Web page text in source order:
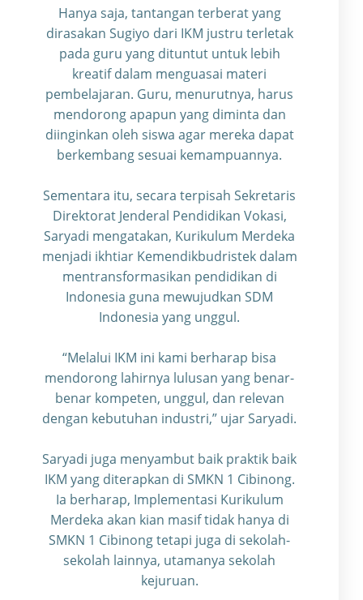
Hanya saja, tantangan terberat yang
dirasakan Sugiyo dari IKM justru terletak
pada guru yang dituntut untuk lebih
kreatif dalam menguasai materi
pembelajaran. Guru, menurutnya, harus
mendorong apapun yang diminta dan
diinginkan oleh siswa agar mereka dapat
berkembang sesuai kemampuannya.
Sementara itu, secara terpisah Sekretaris
Direktorat Jenderal Pendidikan Vokasi,
Saryadi mengatakan, Kurikulum Merdeka
menjadi ikhtiar Kemendikbudristek dalam
mentransformasikan pendidikan di
Indonesia guna mewujudkan SDM
Indonesia yang unggul.
“Melalui IKM ini kami berharap bisa
mendorong lahirnya lulusan yang benar-
benar kompeten, unggul, dan relevan
dengan kebutuhan industri,” ujar Saryadi.
Saryadi juga menyambut baik praktik baik
IKM yang diterapkan di SMKN 1 Cibinong.
Ia berharap, Implementasi Kurikulum
Merdeka akan kian masif tidak hanya di
SMKN 1 Cibinong tetapi juga di sekolah-
sekolah lainnya, utamanya sekolah
kejuruan.